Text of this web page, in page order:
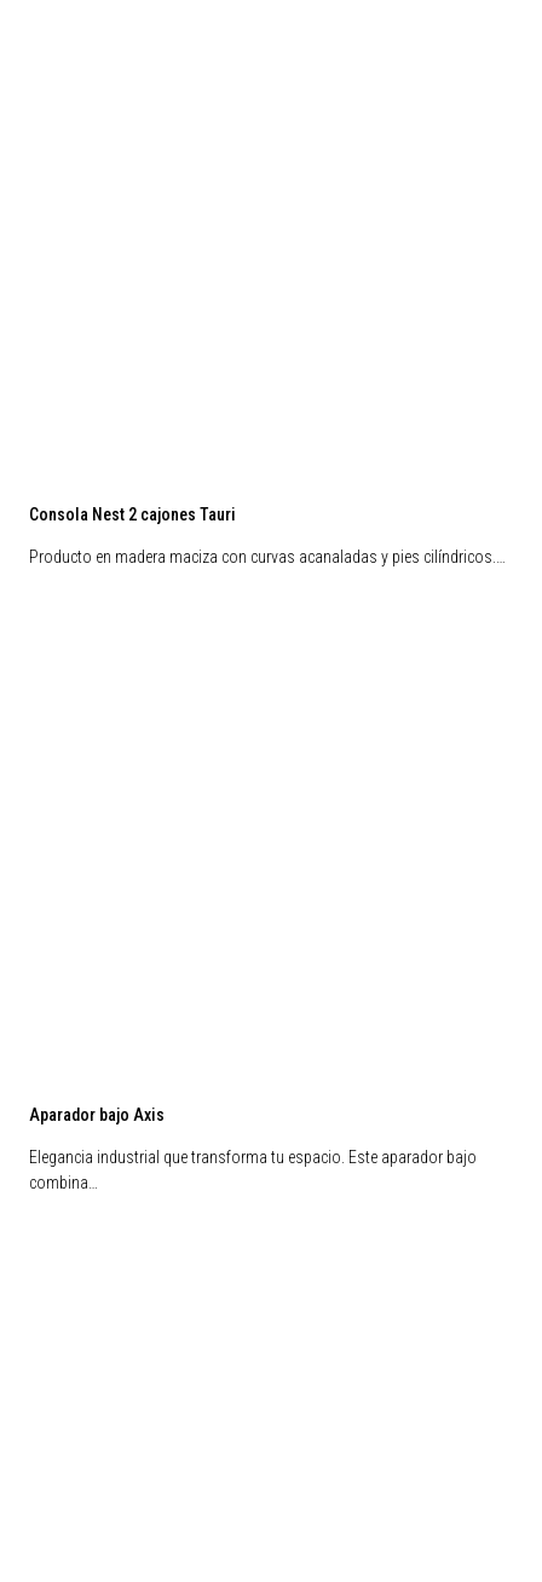
Consola Nest 2 cajones Tauri
Producto en madera maciza con curvas acanaladas y pies cilíndricos.…
Aparador bajo Axis
Elegancia industrial que transforma tu espacio. Este aparador bajo
combina…